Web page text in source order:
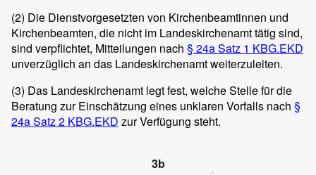
(2) Die Dienstvorgesetzten von Kirchenbeamtinnen und
Kirchenbeamten, die nicht im Landeskirchenamt tätig sind,
sind verpflichtet, Mitteilungen nach § 24a Satz 1 KBG.EKD
unverzüglich an das Landeskirchenamt weiterzuleiten.
(3) Das Landeskirchenamt legt fest, welche Stelle für die
Beratung zur Einschätzung eines unklaren Vorfalls nach §
24a Satz 2 KBG.EKD zur Verfügung steht.
3b